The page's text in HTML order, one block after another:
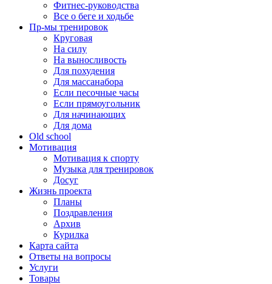
Фитнес-руководства
Все о беге и ходьбе
Пр-мы тренировок
Круговая
На силу
На выносливость
Для похудения
Для массанабора
Если песочные часы
Если прямоугольник
Для начинающих
Для дома
Old school
Мотивация
Мотивация к спорту
Музыка для тренировок
Досуг
Жизнь проекта
Планы
Поздравления
Архив
Курилка
Карта сайта
Ответы на вопросы
Услуги
Товары